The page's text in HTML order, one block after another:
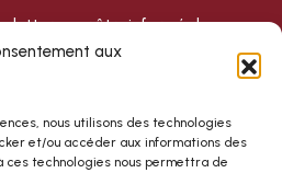
aux
nous utilisons des technologies
et/ou accéder aux informations des
ces technologies nous permettra de
pour être informé de nos
!
S'inscrire